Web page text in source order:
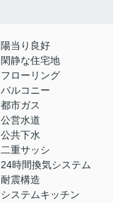
陽当り良好
閑静な住宅地
フローリング
バルコニー
都市ガス
公営水道
公共下水
二重サッシ
24時間換気システム
耐震構造
システムキッチン